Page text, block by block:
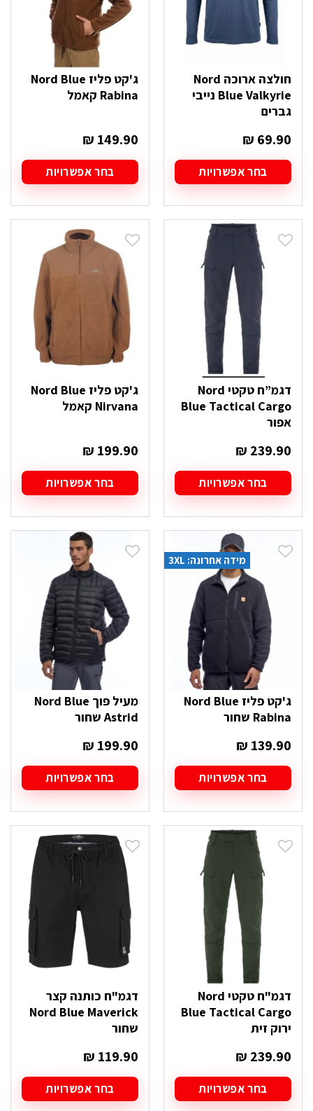
המוצר
המוצר
חולצה ארוכה Nord
Blue Valkyrie נייבי
גברים
₪ 69.90
בחר אפשרויות
זה
יש
סוגים.
לבחור
האפשרויות
ג'קט פליז Nord Blue
Rabina קאמל
₪ 149.90
בחר אפשרויות
זה
יש
סוגים.
לבחור
את
האפשרויות
בעמוד
המוצר
דגמ”ח טקטי Nord
Blue Tactical Cargo
אפור
₪ 239.90
בחר אפשרויות
זה
יש
סוגים.
האפשרויות
בעמוד
המוצר
ג'קט פליז Nord Blue
Nirvana קאמל
₪ 199.90
בחר אפשרויות
זה
יש
סוגים.
לבחור
האפשרויות
בעמוד
המוצר
מידה אחרונה: 3XL
ג'קט פליז Nord Blue
Rabina שחור
₪ 139.90
בחר אפשרויות
זה
יש
סוגים.
לבחור
האפשרויות
מעיל פוך Nord Blue
Astrid שחור
₪ 199.90
בחר אפשרויות
זה
יש
מספר
סוגים.
ניתן
לבחור
את
האפשרויות
בעמוד
המוצר
דגמ"ח טקטי Nord
Blue Tactical Cargo
ירוק זית
₪ 239.90
בחר אפשרויות
דגמ"ח כותנה קצר
Nord Blue Maverick
שחור
₪ 119.90
בחר אפשרויות